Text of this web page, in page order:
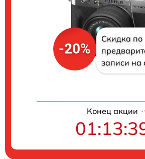
-20%
Скидка по
записи на
Конец акции